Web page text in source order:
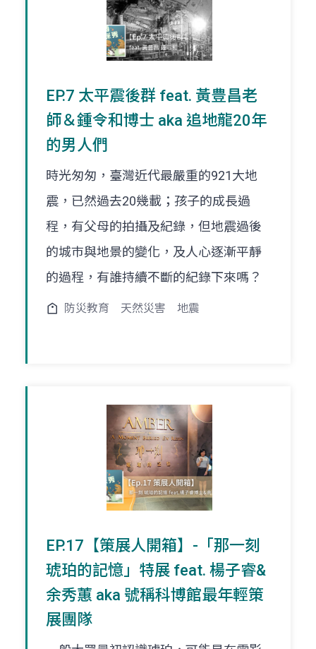
EP.7 太平震後群 feat. 黃豊昌老
師＆鍾令和博士 aka 追地龍20年
的男人們
時光匆匆，臺灣近代最嚴重的921大地
震，已然過去20幾載；孩子的成長過
程，有父母的拍攝及紀錄，但地震過後
的城巿與地景的變化，及人心逐漸平靜
的過程，有誰持續不斷的紀錄下來嗎？
防災教育 天然災害 地震
EP.17【策展人開箱】-「那一刻
琥珀的記憶」特展 feat. 楊子睿&
余秀蕙 aka 號稱科博館最年輕策
展團隊